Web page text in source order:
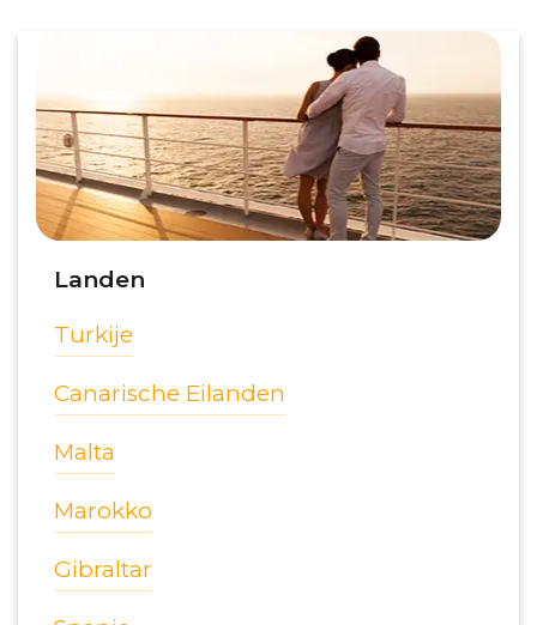
Landen
Turkije
Canarische Eilanden
Malta
Marokko
Gibraltar